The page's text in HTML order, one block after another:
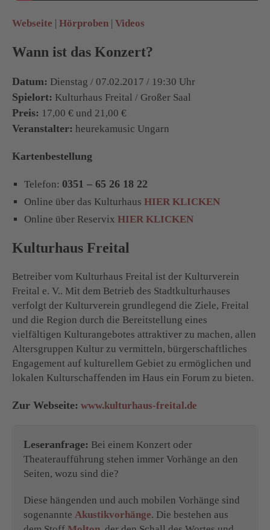
Webseite | Hörproben | Videos
Wann ist das Konzert?
Datum: Dienstag / 07.02.2017 / 19:30 Uhr
Spielort: Kulturhaus Freital / Großer Saal
Preis: 17,00 € und 21,00 €
Veranstalter: heurekamusic Ungarn
Kartenbestellung
Telefon: 0351 – 65 26 18 22
Online über das Kulturhaus HIER KLICKEN
Online über Reservix HIER KLICKEN
Kulturhaus Freital
Betreiber vom Kulturhaus Freital ist der Kulturverein
Freital e. V.. Mit dem Betrieb des Stadtkulturhauses
verfolgt der Kulturverein grundlegend die Ziele, Freital
und die Region durch die Bereitstellung eines
vielfältigen Kulturangebotes attraktiver zu machen, allen
Altersgruppen Kultur zu vermitteln, bürgerschaftliches
Engagement auf kulturellem Gebiet zu ermöglichen und
lokalen Kulturschaffenden im Haus ein Forum zu bieten.
Zur Webseite: www.kulturhaus-freital.de
Leseranfrage: Bei einem Konzert oder
Theateraufführung stehen immer Vorhänge an den
Seiten, wozu sind die?
Diese hängenden und auch mobilen Vorhänge sind
sogenannte Akustikvorhänge. Die bestehen aus